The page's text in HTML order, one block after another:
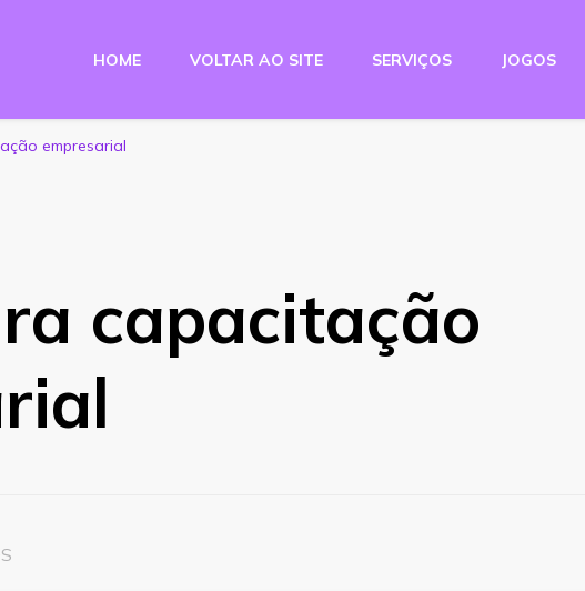
Game Studio
HOME VOLTAR AO SITE SERVIÇOS JOGOS
empresarial
capacitação